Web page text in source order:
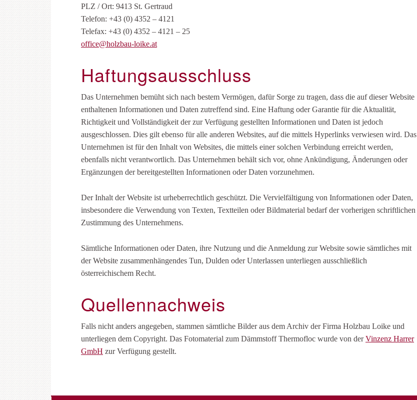
PLZ / Ort: 9413 St. Gertraud
Telefon: +43 (0) 4352 – 4121
Telefax: +43 (0) 4352 – 4121 – 25
office@holzbau-loike.at
Haftungsausschluss
Das Unternehmen bemüht sich nach bestem Vermögen, dafür Sorge zu tragen, dass die auf dieser Website
enthaltenen Informationen und Daten zutreffend sind. Eine Haftung oder Garantie für die Aktualität,
Richtigkeit und Vollständigkeit der zur Verfügung gestellten Informationen und Daten ist jedoch
ausgeschlossen. Dies gilt ebenso für alle anderen Websites, auf die mittels Hyperlinks verwiesen wird. Das
Unternehmen ist für den Inhalt von Websites, die mittels einer solchen Verbindung erreicht werden,
ebenfalls nicht verantwortlich. Das Unternehmen behält sich vor, ohne Ankündigung, Änderungen oder
Ergänzungen der bereitgestellten Informationen oder Daten vorzunehmen.
Der Inhalt der Website ist urheberrechtlich geschützt. Die Vervielfältigung von Informationen oder Daten,
insbesondere die Verwendung von Texten, Textteilen oder Bildmaterial bedarf der vorherigen schriftlichen
Zustimmung des Unternehmens.
Sämtliche Informationen oder Daten, ihre Nutzung und die Anmeldung zur Website sowie sämtliches mit
der Website zusammenhängendes Tun, Dulden oder Unterlassen unterliegen ausschließlich
österreichischem Recht.
Quellennachweis
Falls nicht anders angegeben, stammen sämtliche Bilder aus dem Archiv der Firma Holzbau Loike und
unterliegen dem Copyright. Das Fotomaterial zum Dämmstoff Thermofloc wurde von derVinzenz Harrer
GmbH zur Verfügung gestellt.